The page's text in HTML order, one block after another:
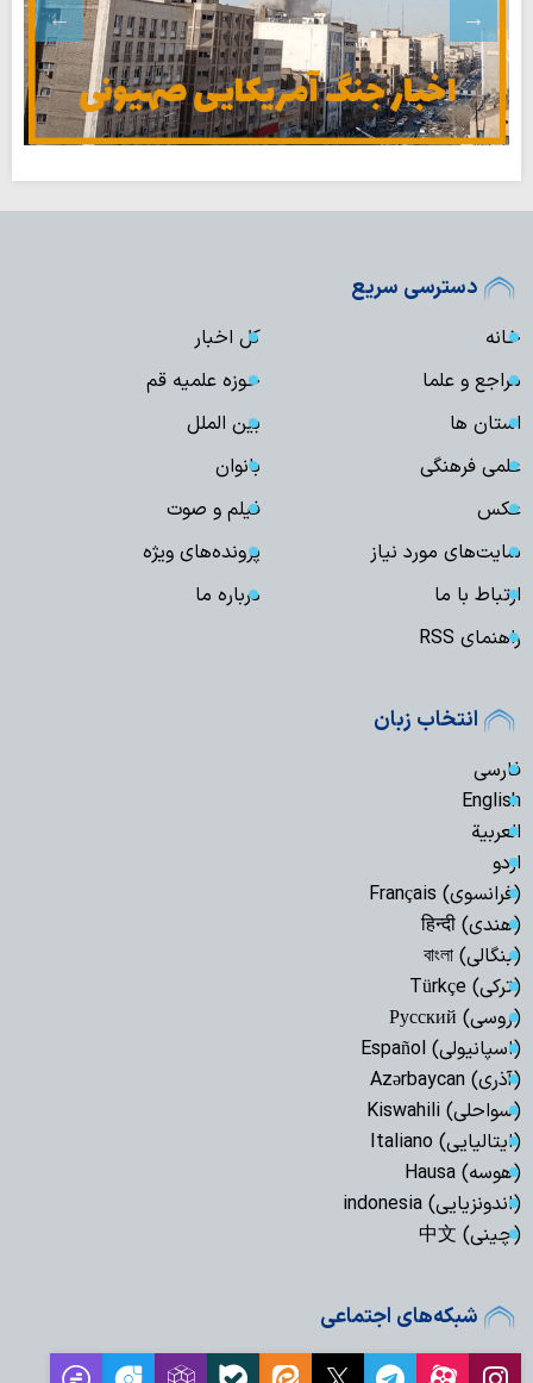
دسترسی سریع
خانه
کل اخبار
مراجع و علما
حوزه علمیه قم
استان ها
بین الملل
علمی فرهنگی
بانوان
عکس
فیلم و صوت
سایت‌های مورد نیاز
پرونده‌های ویژه
ارتباط با ما
درباره ما
راهنمای RSS
انتخاب زبان
فارسی
English
العربیة
اردو
(فرانسوی) Français
(هندی) हिन्दी
(بنگالی) বাংলা
(ترکی) Türkçe
(روسی) Русский
(اسپانیولی) Español
(آذری) Azərbaycan
(سواحلی) Kiswahili
(ایتالیایی) Italiano
(هوسه) Hausa
(اندونزیایی) indonesia
(چینی) 中文
شبکه‌های اجتماعی